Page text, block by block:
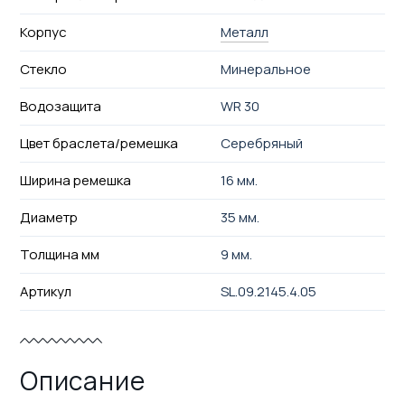
Корпус
Металл
Стекло
Минеральное
Водозащита
WR 30
Цвет браслета/ремешка
Серебряный
Ширина ремешка
16 мм.
Диаметр
35 мм.
Толщина мм
9 мм.
Артикул
SL.09.2145.4.05
Описание